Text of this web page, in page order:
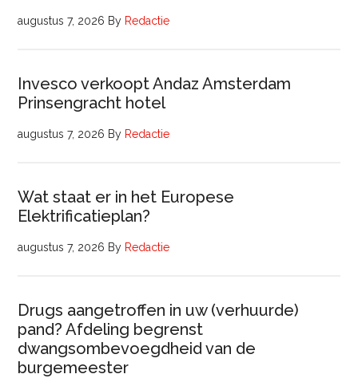
augustus 7, 2026 By Redactie
Invesco verkoopt Andaz Amsterdam
Prinsengracht hotel
augustus 7, 2026 By Redactie
Wat staat er in het Europese
Elektrificatieplan?
augustus 7, 2026 By Redactie
Drugs aangetroffen in uw (verhuurde)
pand? Afdeling begrenst
dwangsombevoegdheid van de
burgemeester